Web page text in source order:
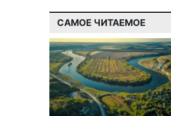
САМОЕ ЧИТАЕМОЕ